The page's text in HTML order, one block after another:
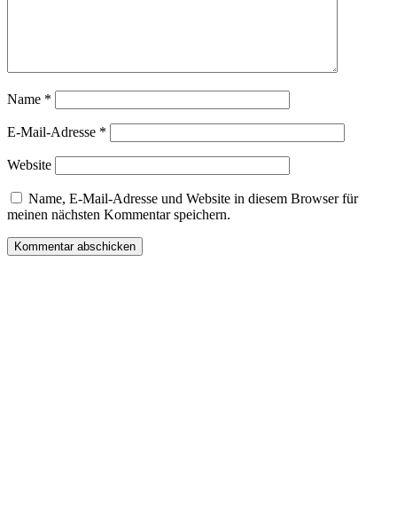
Name *
E-Mail-Adresse *
Website
Name, E-Mail-Adresse und Website in diesem Browser für
meinen nächsten Kommentar speichern.